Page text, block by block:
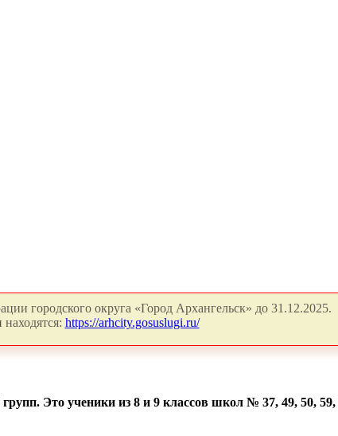
городского округа «Город Архангельск» до 31.12.2025.
https://arhcity.gosuslugi.ru/
Это ученики из 8 и 9 классов школ № 37, 49, 50, 59,